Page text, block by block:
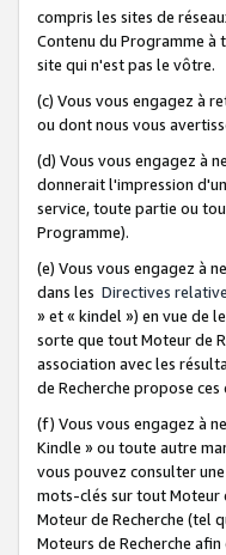
compris les sites de
Contenu du Programme à
site qui n'est pas le vôtre.
(c) Vous vous engagez à
ou dont nous vous
(d) Vous vous engagez à
donnerait l'impression
service, toute partie ou
Programme).
(e) Vous vous engagez à
dans les Directives
» et « kindel ») en vue de
sorte que tout Moteur de
association avec les
de Recherche propose
(f) Vous vous engagez à
Kindle » ou toute autre
vous pouvez consulter
mots-clés sur tout Moteur
Moteur de Recherche (tel
Moteurs de Recherche